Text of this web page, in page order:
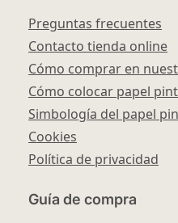
Preguntas frecuentes
Contacto tienda online
Cómo comprar en
Cómo colocar papel
Simbología del papel
Cookies
Política de privacidad
Guía de compra